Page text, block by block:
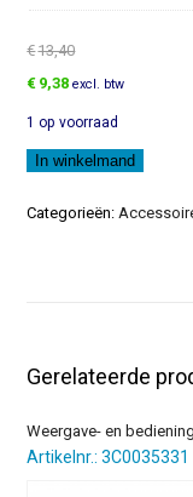
€13,40
Oorspronkelijke
was:
€13,40.
€ 9,38Huidige
is:
€9,38.
excl. btw
1 op voorraad
Luidsprekerrooster
aantal
In winkelmand
Categorieën:
Gerelateerde
Weergave- en
Artikelnr.: 3C0035331